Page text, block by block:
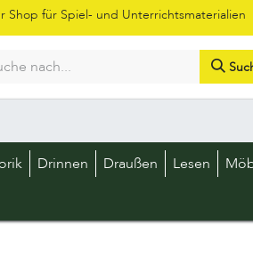
Shop für Spiel- und Unterrichtsmaterialien
Drinnen Draußen Lesen